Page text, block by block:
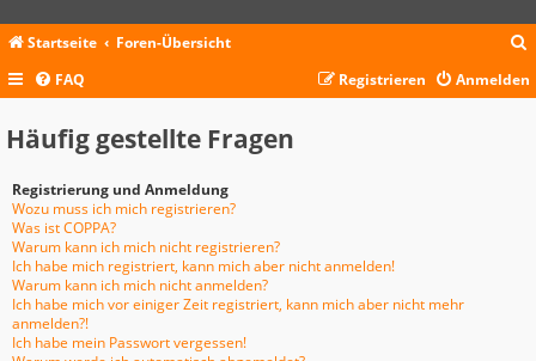
Startseite Foren-Übersicht
c
FAQ Anmelden
Registrieren
Häufig gestellte Fragen
Registrierung und Anmeldung
Wozu muss ich mich registrieren?
Was ist COPPA?
Warum kann ich mich nicht registrieren?
Ich habe mich registriert, kann mich aber nicht anmelden!
Warum kann ich mich nicht anmelden?
Ich habe mich vor einiger Zeit registriert, kann mich aber nicht mehr
anmelden?!
Ich habe mein Passwort vergessen!